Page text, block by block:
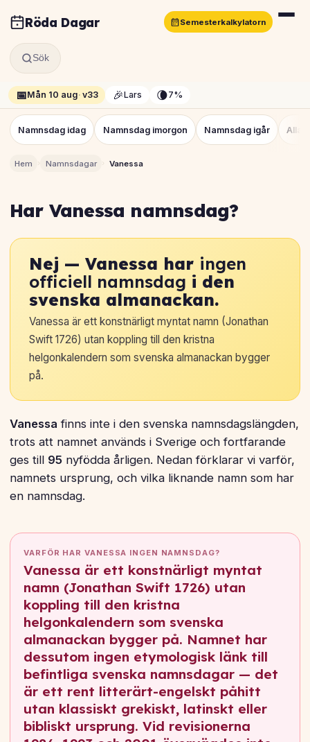
Röda Dagar Semesterkalkylatorn
Sök
📅Mån 10 aug· v33 🎉Lars 🌘7%
Namnsdag idag Namnsdag imorgon Namnsdag igår Alla
Hem Namnsdagar Vanessa
Har Vanessa namnsdag?
Nej — Vanessa har ingen
officiell namnsdag i den
svenska almanackan.
Vanessa är ett konstnärligt myntat namn (Jonathan
Swift 1726) utan koppling till den kristna
helgonkalendern som svenska almanackan bygger
på.
Vanessa finns inte i den svenska namnsdagslängden,
trots att namnet används i Sverige och fortfarande
ges till 95 nyfödda årligen. Nedan förklarar vi varför,
namnets ursprung, och vilka liknande namn som har
en namnsdag.
VARFÖR HAR VANESSA INGEN NAMNSDAG?
Vanessa är ett konstnärligt myntat
namn (Jonathan Swift 1726) utan
koppling till den kristna
helgonkalendern som svenska
almanackan bygger på. Namnet har
dessutom ingen etymologisk länk till
befintliga svenska namnsdagar — det
är ett rent litterärt-engelskt påhitt
utan klassiskt grekiskt, latinskt eller
bibliskt ursprung. Vid revisionerna